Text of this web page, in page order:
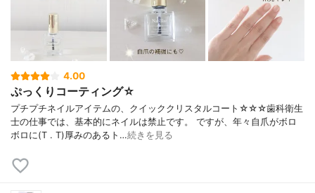
4.00
ぷっくりコーティング☆
プチプチネイルアイテムの、クイッククリスタルコート☆☆☆歯科衛生
士の仕事では、基本的にネイルは禁止です。 ですが、年々自爪がボロ
ボロに(T . T)厚みのあるト…続きを見る